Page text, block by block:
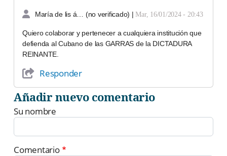
María de lis á… (no verificado) | Mar, 16/01/2024 - 20:43
Quiero colaborar y pertenecer a cualquiera institución que
defienda al Cubano de las GARRAS de la DICTADURA
REINANTE.
Responder
Añadir nuevo comentario
Su nombre
Comentario